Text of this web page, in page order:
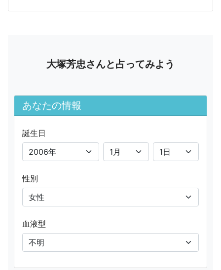
大塚芳忠さんと占ってみよう
あなたの情報
誕生日
性別
血液型